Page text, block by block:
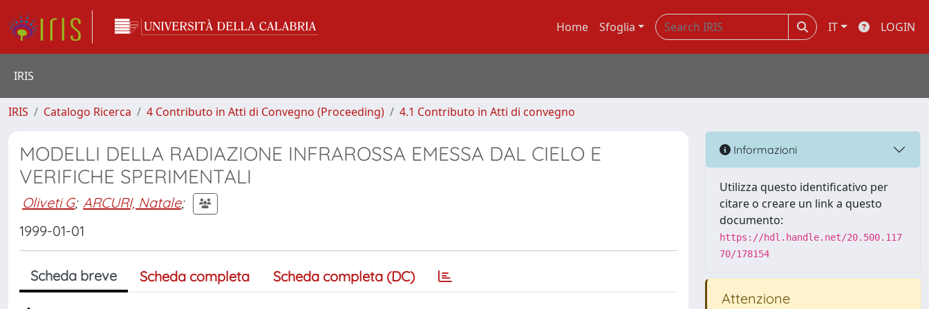
Home Sfoglia IT LOGIN
IRIS
IRIS Catalogo Ricerca 4 Contributo in Atti di Convegno (Proceeding) 4.1 Contributo in Atti di convegno
MODELLI DELLA RADIAZIONE INFRAROSSA EMESSA DAL CIELO E
VERIFICHE SPERIMENTALI
Oliveti G; ARCURI, Natale;
1999-01-01
Scheda breve Scheda completa Scheda completa (DC)
Informazioni
Utilizza questo identificativo per
citare o creare un link a questo
documento:
https://hdl.handle.net/20.500.117
70/178154
Attenzione